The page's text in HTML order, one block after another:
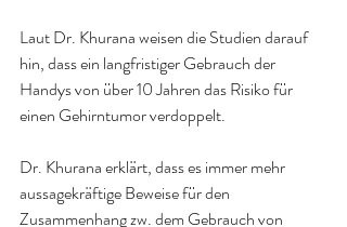
Laut Dr. Khurana weisen die Studien darauf
hin, dass ein langfristiger Gebrauch der
Handys von über 10 Jahren das Risiko für
einen Gehirntumor verdoppelt.
Dr. Khurana erklärt, dass es immer mehr
aussagekräftige Beweise für den
Zusammenhang zw. dem Gebrauch von